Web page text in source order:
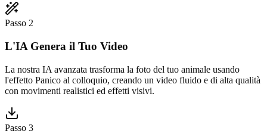
Passo 2
L'IA Genera il Tuo Video
La nostra IA avanzata trasforma la foto del tuo animale usando
l'effetto Panico al colloquio, creando un video fluido e di alta qualità
con movimenti realistici ed effetti visivi.
Passo 3